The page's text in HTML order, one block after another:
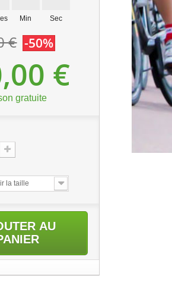
Min Sec
€ -50%
€
gratuite
la taille
AU